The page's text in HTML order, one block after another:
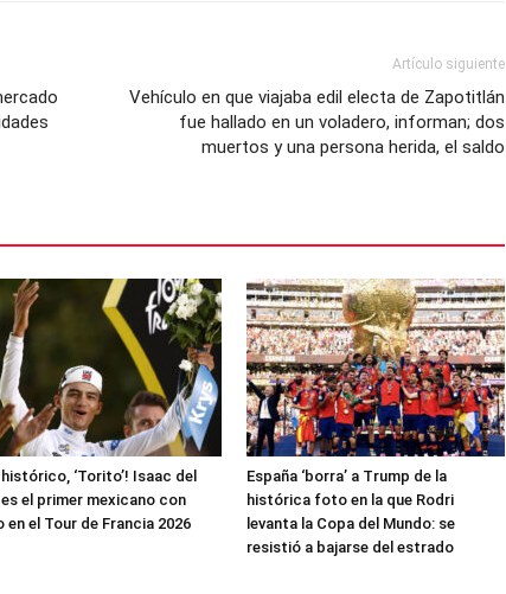
Artículo siguiente
Vehículo en que viajaba edil electa de Zapotitlán
fue hallado en un voladero, informan; dos
muertos y una persona herida, el saldo
histórico, ‘Torito’! Isaac del
el primer mexicano con
en el Tour de Francia 2026
España ‘borra’ a Trump de la
histórica foto en la que Rodri
levanta la Copa del Mundo: se
resistió a bajarse del estrado